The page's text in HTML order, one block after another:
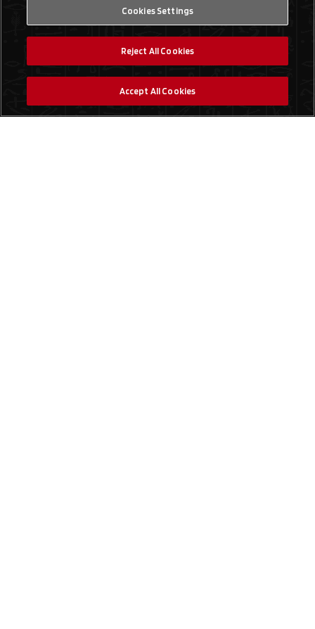
Cookies Settings
Reject All Cookies
Accept All Cookies